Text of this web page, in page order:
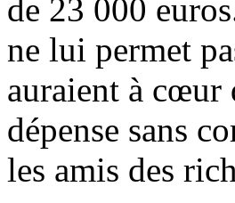
de 23 000
ne lui permet
auraient à cœur
dépense sans
les amis des